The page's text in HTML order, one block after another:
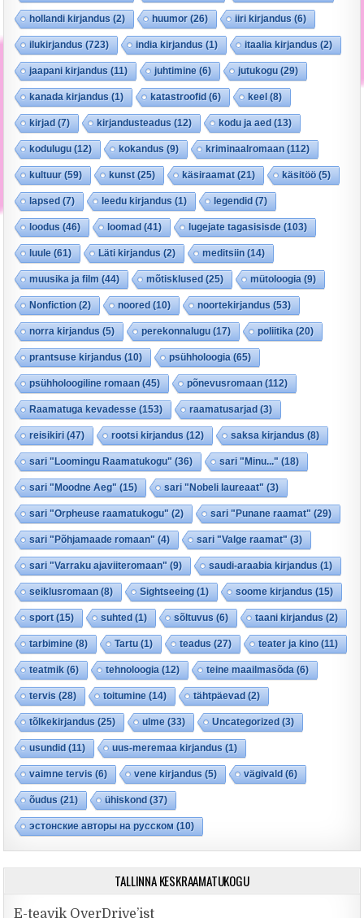
hollandi kirjandus (2) huumor(26) iiri kirjandus (6)
ilukirjandus (723) india kirjandus (1) itaalia kirjandus (2)
jaapani kirjandus (11) juhtimine (6) jutukogu (29)
kanada kirjandus (1) katastroofid (6) keel (8)
kirjad (7) kirjandusteadus (12) kodu ja aed (13)
kodulugu (12) kokandus (9) kriminaalromaan (112)
kultuur(59) kunst(25) käsiraamat(21) käsitöö (5)
lapsed (7) leedu kirjandus (1) legendid (7)
loodus (46) loomad (41) lugejate tagasisisde (103)
luule (61) Läti kirjandus (2) meditsiin (14)
muusika ja film (44) mõtisklused (25) mütoloogia (9)
Nonfiction (2) noored (10) noortekirjandus (53)
norra kirjandus (5) perekonnalugu (17) poliitika (20)
prantsuse kirjandus (10) psühholoogia (65)
psühholoogiline romaan (45) põnevusromaan (112)
Raamatuga kevadesse (153) raamatusarjad (3)
reisikiri (47) rootsi kirjandus (12) saksa kirjandus (8)
sari "Loomingu Raamatukogu" (36) sari "Minu..." (18)
sari "Moodne Aeg" (15) sari "Nobeli laureaat" (3)
sari "Orpheuse raamatukogu" (2) sari "Punane raamat" (29)
sari "Põhjamaade romaan" (4) sari "Valge raamat" (3)
sari "Varraku ajaviiteromaan" (9) saudi-araabia kirjandus (1)
seiklusromaan (8) Sightseeing (1) soome kirjandus (15)
sport(15) suhted (1) sõltuvus (6) taani kirjandus (2)
tarbimine (8) Tartu (1) teadus (27) teater ja kino (11)
teatmik (6) tehnoloogia (12) teine maailmasõda (6)
tervis (28) toitumine (14) tähtpäevad (2)
tõlkekirjandus (25) ulme (33) Uncategorized (3)
usundid (11) uus-meremaa kirjandus (1)
vaimne tervis (6) vene kirjandus (5) vägivald (6)
õudus (21) ühiskond (37)
эстонские авторы на русском (10)
TALLINNA KESKRAAMATUKOGU
E-teavik OverDrive’ist